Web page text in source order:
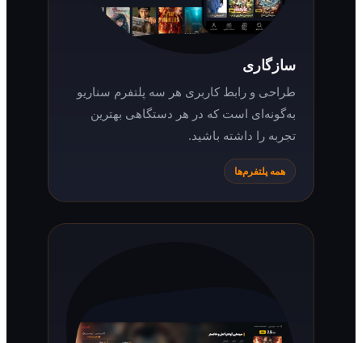
طراحی و رابط کاربری هر سه پلتفرم سناریو
به‌گونه‌ای است که در هر دستگاهی بهترین
تجربه را داشته باشید.
همه پلتفرم‌ها